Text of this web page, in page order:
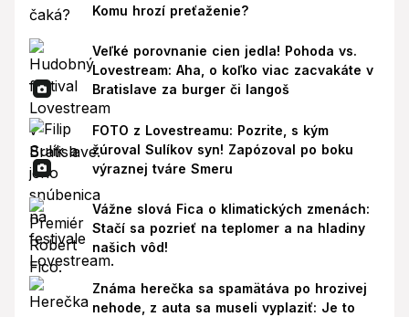
Komu hrozí preťaženie?
Veľké porovnanie cien jedla! Pohoda vs.
Lovestream: Aha, o koľko viac zacvakáte v
Bratislave za burger či langoš
FOTO z Lovestreamu: Pozrite, s kým
žúroval Sulíkov syn! Zapózoval po boku
výraznej tváre Smeru
Vážne slová Fica o klimatických zmenách:
Stačí sa pozrieť na teplomer a na hladiny
našich vôd!
Známa herečka sa spamätáva po hrozivej
nehode, z auta sa museli vyplaziť: Je to